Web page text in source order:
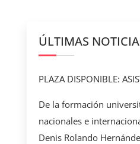
ÚLTIMAS
PLAZA DISPONIBLE:
De la formación
nacionales e
Denis Rolando